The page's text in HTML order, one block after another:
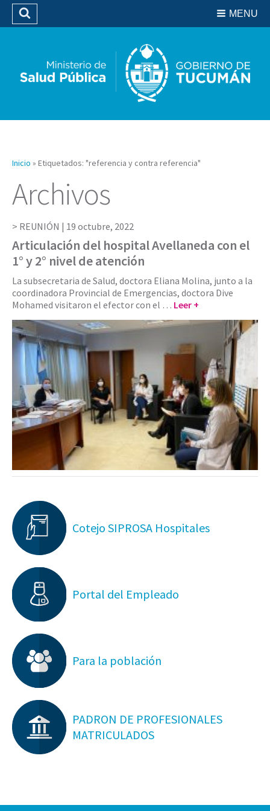
Biblioteca
MENU
Buscar
Inicio » Etiquetados: "referencia y contra referencia"
Archivos
REUNIÓN | 19 octubre, 2022
Articulación del hospital Avellaneda con el
1° y 2° nivel de atención
La subsecretaria de Salud, doctora Eliana Molina, junto a la
coordinadora Provincial de Emergencias, doctora Dive
Mohamed visitaron el efector con el … Leer +
Cotejo SIPROSA Hospitales
Portal del Empleado
Para la población
PADRON DE PROFESIONALES
MATRICULADOS